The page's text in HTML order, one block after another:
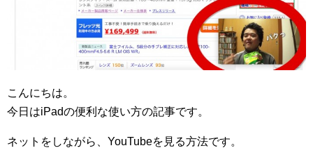
こんにちは。
今日はiPadの便利な使い方の記事です。
ネットをしながら、YouTubeを見る方法です。